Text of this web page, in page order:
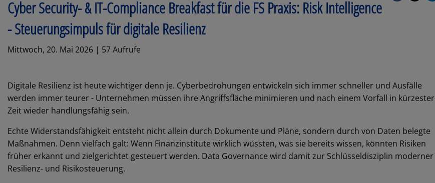
Cyber Security- & IT-Compliance Breakfast für die FS Praxis: Risk Intelligence
- Steuerungsimpuls für digitale Resilienz
Mittwoch, 20. Mai 2026 | 57 Aufrufe
Digitale Resilienz ist heute wichtiger denn je. Cyberbedrohungen entwickeln sich immer schneller und Ausfälle
werden immer teurer - Unternehmen müssen ihre Angriffsfläche minimieren und nach einem Vorfall in kürzester
Zeit wieder handlungsfähig sein.
Echte Widerstandsfähigkeit entsteht nicht allein durch Dokumente und Pläne, sondern durch von Daten belegte
Maßnahmen. Denn vielfach galt: Wenn Finanzinstitute wirklich wüssten, was sie bereits wissen, könnten Risiken
früher erkannt und zielgerichtet gesteuert werden. Data Governance wird damit zur Schlüsseldisziplin moderner
Resilienz- und Risikosteuerung.